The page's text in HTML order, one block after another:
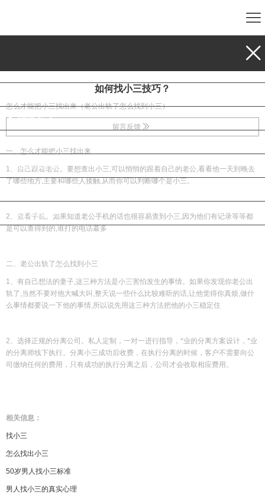
私人调查
调查找人
成功案例
联系我们
如何找小三技巧？
怎么才能把小三找出来（老公出轨了怎么找到小三）
留言反馈
一、怎么才能把小三找出来
1、自己跟着老公。要想查出小三,可以悄悄的跟着自己的老公,看看他一天到晚去
了哪些地方,主要和哪些人接触,从而你可以判断哪个是小三。
2、查看手机。如果知道老公手机的话也很容易查到小三,因为他们有记录等等都
是可以查得到的,谁打的电话蕞多
二、老公出轨了怎么找到小三
1、有自己想法的妻子,这三种方法是小三害怕发生的事情。如果你发现你老公出
轨了,当然不要对他大喊大叫,整天说一些什么比较难听的话,让他觉得你真烦,做什
么事情都要说一下他的事情,所以说先用这三种方法把他的小三稳定住
2、选择正规的分离公司。私人定制，一对一进行指导，*业的分离方案设计，*业
的分离师线下执行。分离小三成功后收费，在执行分离的时候，客户不需要向公
司缴纳任何的费用，只有成功的执行分离之后，公司才会收取相应费用。
相关信息：
找小三
怎么找出小三
50岁男人找小三标准
男人找小三的真实心理